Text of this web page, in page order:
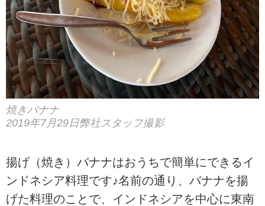
焼きバナナ
2019年7月29日弊社スタッフ撮影
揚げ（焼き）バナナはおうちで簡単にできるイ
ンドネシア料理です♪名前の通り、バナナを揚
げた料理のことで、インドネシアを中心に東南